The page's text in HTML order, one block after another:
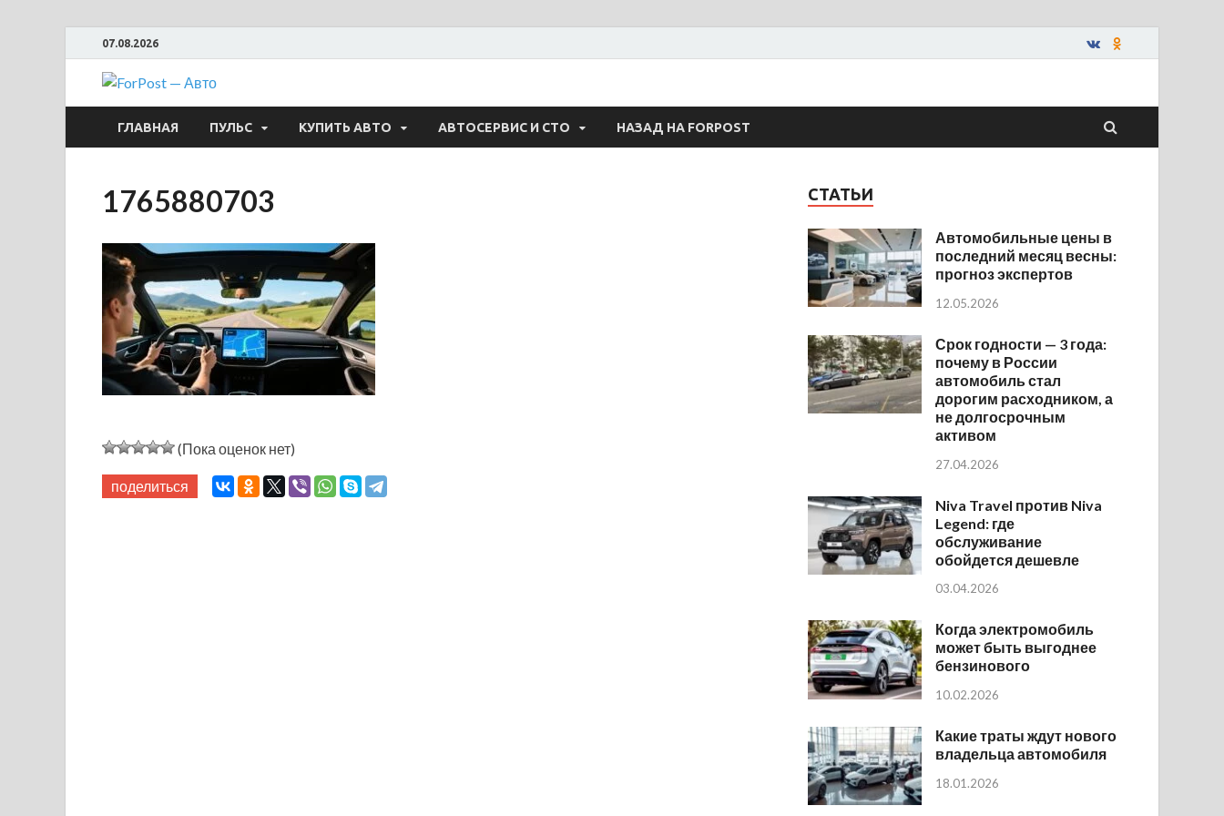
07.08.2026
ForPost — Авто
ГЛАВНАЯ ПУЛЬС КУПИТЬ АВТО АВТОСЕРВИС И СТО НАЗАД НА FORPOST
1765880703
(Пока оценок нет)
поделиться
СТАТЬИ
Автомобильные цены в
последний месяц весны:
прогноз экспертов
12.05.2026
Срок годности — 3 года:
почему в России
автомобиль стал
дорогим расходником, а
не долгосрочным
активом
27.04.2026
Niva Travel против Niva
Legend: где
обслуживание
обойдется дешевле
03.04.2026
Когда электромобиль
может быть выгоднее
бензинового
10.02.2026
Какие траты ждут нового
владельца автомобиля
18.01.2026